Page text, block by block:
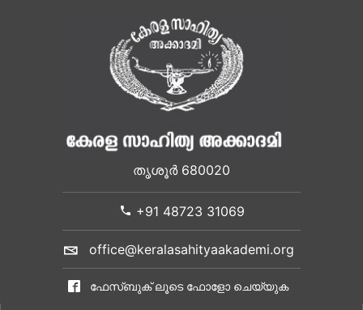
തൃശൂർ 680020
+91 48723 31069
office@keralasahityaakademi.org
ഫേസ്ബുക് ലൂടെ ഫോളോ ചെയ്യുക